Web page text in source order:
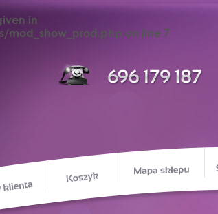
in
on line 7
Porady klienta
Koszyk